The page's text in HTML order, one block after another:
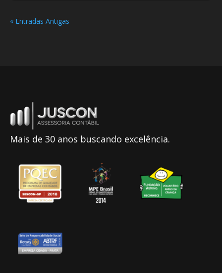
« Entradas Antigas
Mais de 30 anos buscando excelência.